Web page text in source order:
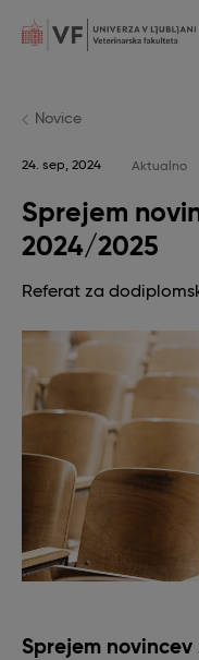
mainPOJDI
Novice
24. sep, 2024 Aktualno
Sprejem
2024/2025
Referat za
Sprejem